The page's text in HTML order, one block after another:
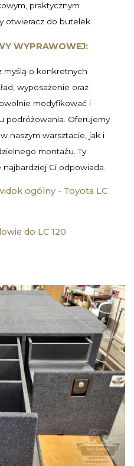
praktycznym
otwieracz do butelek.
WYPRAWOWEJ:
myślą o konkretnych
wyposażenie oraz
modyfikować i
podróżowania. Oferujemy
naszym warsztacie, jak i
montażu. Ty
Ci odpowiada.
ogólny - Toyota LC
do LC 120